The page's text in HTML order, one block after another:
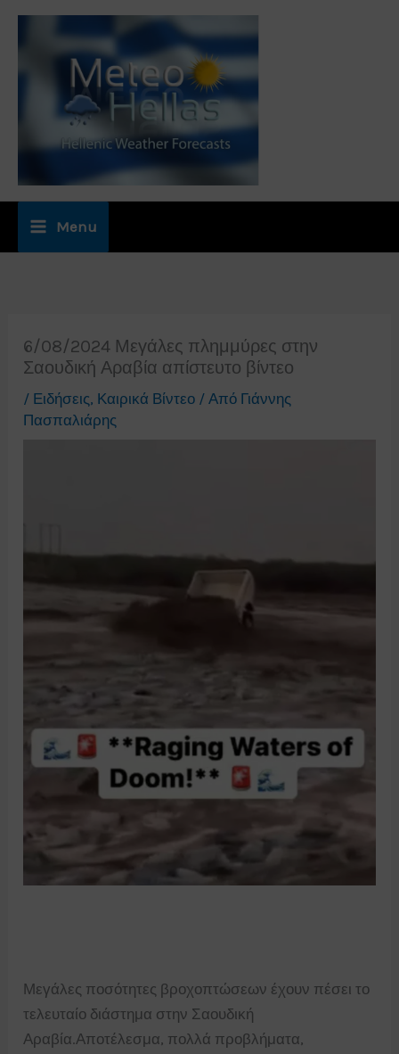
Μετάβαση
περιεχόμενο
Menu
6/08/2024 Μεγάλες πλημμύρες στην
Σαουδική Αραβία απίστευτο βίντεο
/ Ειδήσεις, Καιρικά Βίντεο / Από Γιάννης
Πασπαλιάρης
Μεγάλες ποσότητες βροχοπτώσεων έχουν πέσει το
τελευταίο διάστημα στην Σαουδική
Αραβία.Αποτέλεσμα, πολλά προβλήματα,